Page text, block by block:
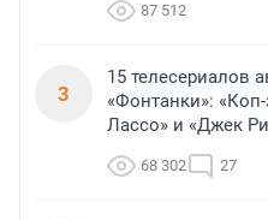
87 512
3
15 телесериалов
«Фонтанки»:
Лассо» и «Джек
68 302 27